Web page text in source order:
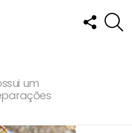
FOLLOW
US
um